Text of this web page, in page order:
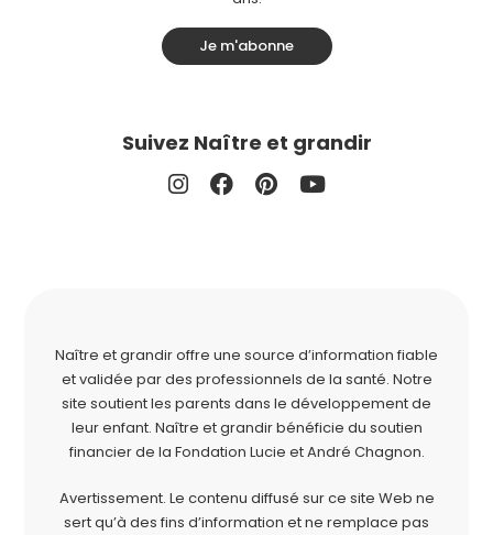
Je m'abonne
Suivez Naître et grandir
Naître et grandir offre une source d’information fiable
et validée par des professionnels de la santé. Notre
site soutient les parents dans le développement de
leur enfant. Naître et grandir bénéficie du soutien
financier de la Fondation Lucie et André Chagnon.
Avertissement. Le contenu diffusé sur ce site Web ne
sert qu’à des fins d’information et ne remplace pas